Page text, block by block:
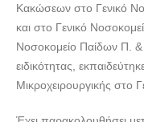
Κακώσεων στο Γενικό
και στο Γενικό
Νοσοκομείο Παίδων Π.
ειδικότητας,
Μικροχειρουργικής στο